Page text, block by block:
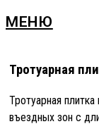
МЕНЮ
Тротуарная
Тротуарная
въездных зон с